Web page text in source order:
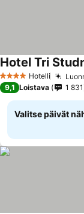
4 Tähtiluokitus
Hotelli
Hotel Tri
9,1 Loistava 1 831
Valitse päivät